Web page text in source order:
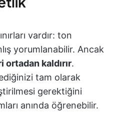
vardır: ton
yorumlanabilir. Ancak
ortadan kaldırır.
tam olarak
gerektiğini
anında öğrenebilir.